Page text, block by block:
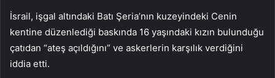
İsrail, işgal altındaki Batı Şeria’nın kuzeyindeki Cenin
kentine düzenlediği baskında 16 yaşındaki kızın bulunduğu
çatıdan “ateş açıldığını” ve askerlerin karşılık verdiğini
iddia etti.